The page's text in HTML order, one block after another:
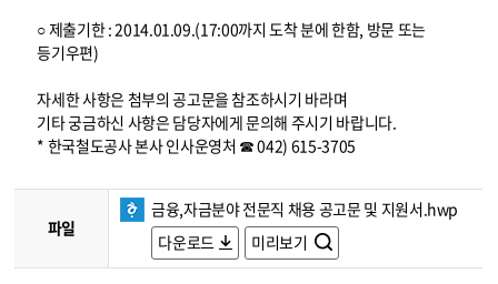
○ 제출기한 : 2014.01.09.(17:00까지 도착 분에 한함, 방문 또는
등기우편)
자세한 사항은 첨부의 공고문을 참조하시기 바라며
기타 궁금하신 사항은 담당자에게 문의해 주시기 바랍니다.
* 한국철도공사 본사 인사운영처 ☎ 042) 615-3705
파일
금융,자금분야 전문직 채용 공고문 및 지원서.hwp
다운로드
미리보기